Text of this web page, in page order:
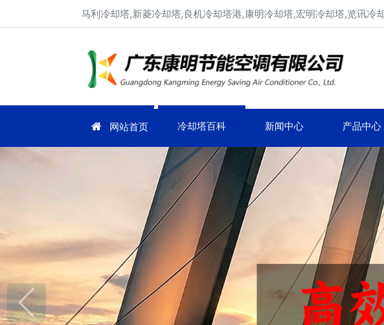
马利冷却塔,新菱冷却塔,良机冷却塔港,康明冷却塔,宏明冷却塔,览讯冷
网站首页 冷却塔百科 新闻中心 产品中心